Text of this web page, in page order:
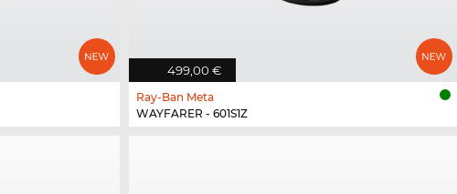
499,00 €
Ray-Ban Meta
WAYFARER - 601S1Z